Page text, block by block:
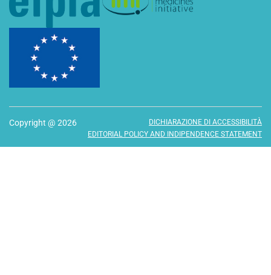
Copyright @ 2026
DICHIARAZIONE DI ACCESSIBILITÀ
EDITORIAL POLICY AND INDIPENDENCE STATEMENT